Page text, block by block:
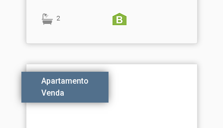
2
Apartamento
Venda